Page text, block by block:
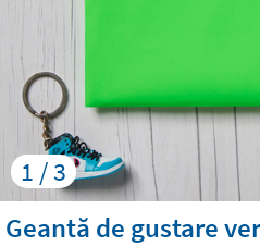
1 / 3
Geantă de gustare